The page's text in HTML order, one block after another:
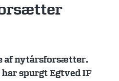
af nytårsforsætter.
spurgt Egtved IF